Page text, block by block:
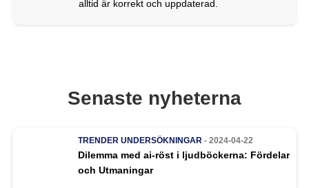
alltid är korrekt och uppdaterad.
Senaste nyheterna
TRENDER UNDERSÖKNINGAR - 2024-04-22
Dilemma med ai-röst i ljudböckerna: Fördelar
och Utmaningar